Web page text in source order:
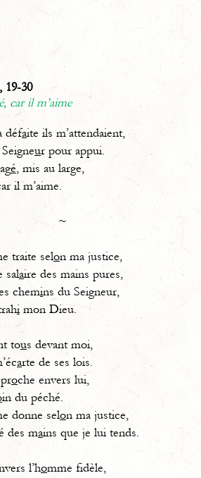
19-30
car il m’aime
défaite ils m’attendaient,
ur pour appui.
é, mis au large,
il m’aime.
traite selon ma justice,
salaire des mains pures,
chemins du Seigneur,
i mon Dieu.
tous devant moi,
arte de ses lois.
oche envers lui,
in du péché.
donne selon ma justice,
des mains que je lui tends.
l’homme fidèle,